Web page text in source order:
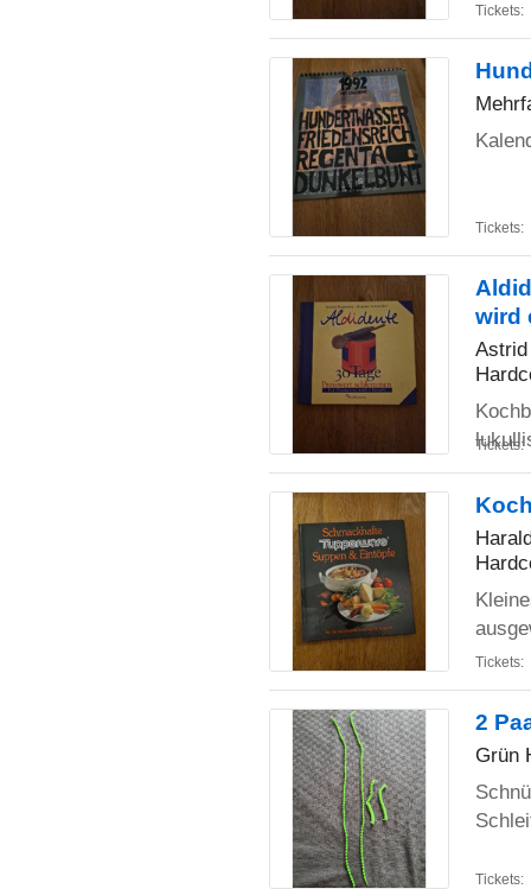
Tickets:
Tickets:
wird
Tickets:
Tickets:
2
Grün
Tickets: